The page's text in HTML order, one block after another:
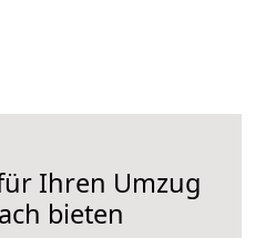
Ihren Umzug
bieten